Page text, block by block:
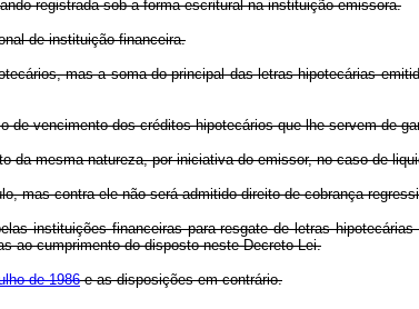
registrada sob a forma escritural na instituição emissora.
de instituição financeira.
mas a soma do principal das letras hipotecárias
de vencimento dos créditos hipotecários que lhe servem de
da mesma natureza, por iniciativa do emissor, no caso de
mas contra ele não será admitido direito de cobrança
instituições financeiras para resgate de letras
ao cumprimento do disposto neste Decreto-Lei.
de 1986e as disposições em contrário.